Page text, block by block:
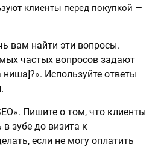
клиенты перед покупкой —
вам найти эти вопросы.
частых вопросов задают
Используйте ответы
Пишите о том, что клиенты
зубе до визита к
если не могу оплатить